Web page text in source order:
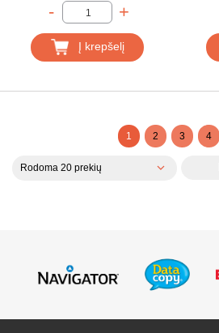
- +
Į krepšelį
1 2 3 4
Rodoma 20 prekių